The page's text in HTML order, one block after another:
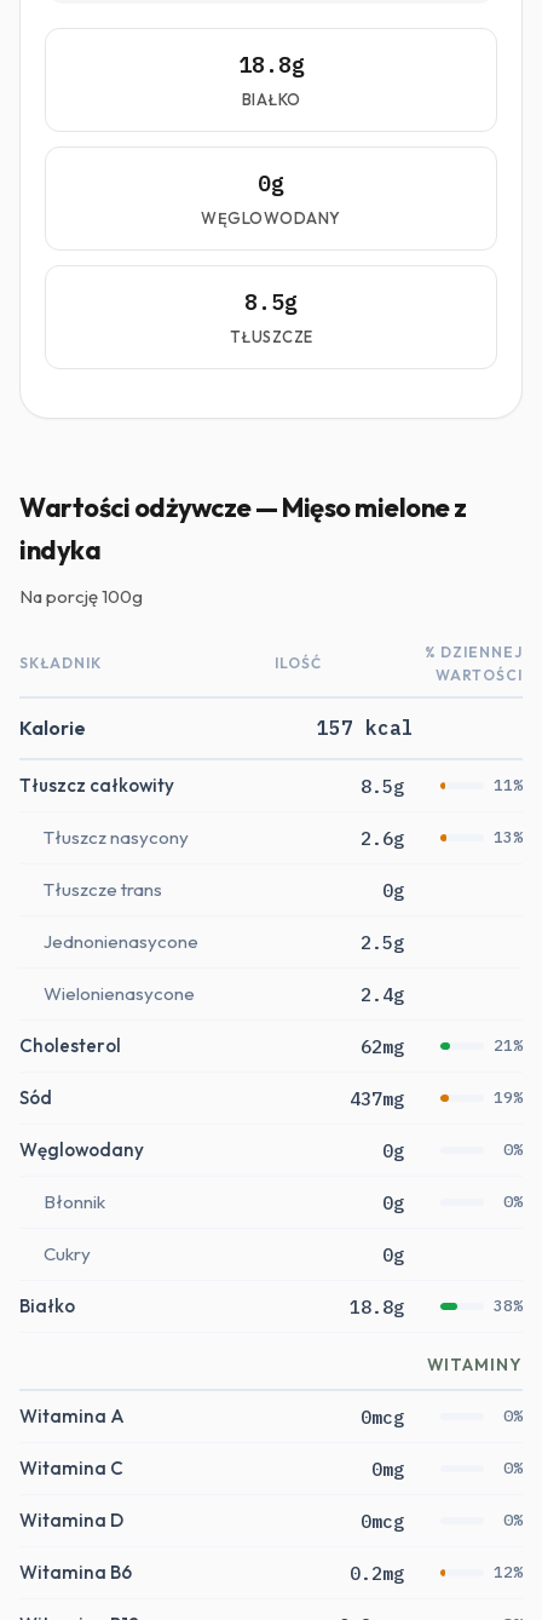
18.8g
BIAŁKO
0g
WĘGLOWODANY
8.5g
TŁUSZCZE
Wartości odżywcze — Mięso mielone z
indyka
Na porcję100g
SKŁADNIK ILOŚĆ
% DZIENNEJ
WARTOŚCI
Kalorie 157 kcal
Tłuszcz całkowity 8.5g 11%
Tłuszcz nasycony 2.6g 13%
Tłuszcze trans 0g
Jednonienasycone 2.5g
Wielonienasycone 2.4g
Cholesterol 62mg 21%
Sód 437mg 19%
Węglowodany 0g 0%
Błonnik 0g 0%
Cukry 0g
Białko 18.8g 38%
WITAMINY
Witamina A 0mcg 0%
Witamina C 0mg 0%
Witamina D 0mcg 0%
Witamina B6 0.2mg 12%